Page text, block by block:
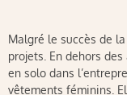
Malgré le succès de
projets. En dehors
en solo dans
vêtements féminins.